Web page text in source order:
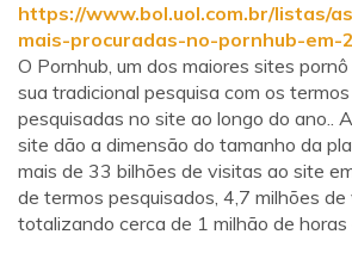
https://www.bol.uol.com.br/listas/
mais-procuradas-no-pornhub-em-
O Pornhub, um dos maiores sites
sua tradicional pesquisa com os
pesquisadas no site ao longo do ano..
site dão a dimensão do tamanho da
mais de 33 bilhões de visitas ao site
de termos pesquisados, 4,7 milhões de
totalizando cerca de 1 milhão de horas